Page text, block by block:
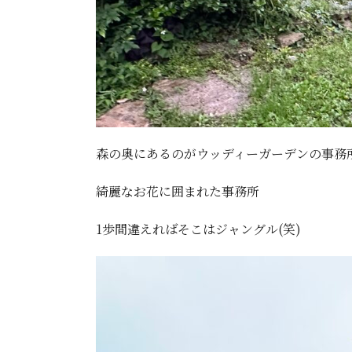
森の奥にあるのがウッディーガーデンの事務
綺麗なお花に囲まれた事務所
1歩間違えればそこはジャングル(笑)